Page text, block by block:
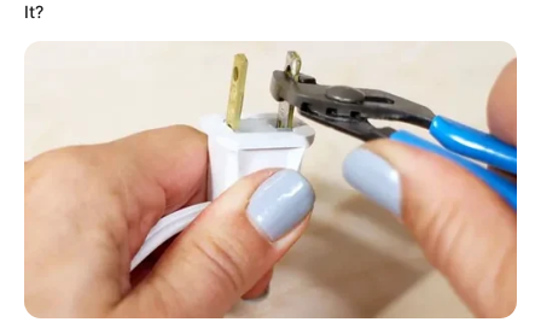
It?